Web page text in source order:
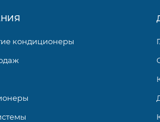
в себя 5 моделей
для установки в
энергоэффективности и тихой
кондиционеры